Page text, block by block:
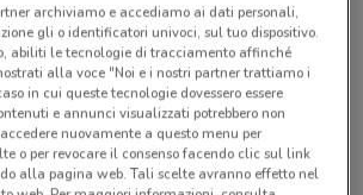
-1 GIORNO
archiviamo e accediamo ai dati personali,
gli o identificatori univoci, sul tuo dispositivo.
abiliti le tecnologie di tracciamento affinché
alla voce "Noi e i nostri partner trattiamo i
in cui queste tecnologie dovessero essere
e annunci visualizzati potrebbero non
nuovamente a questo menu per
o per revocare il consenso facendo clic sul link
alla pagina web. Tali scelte avranno effetto nel